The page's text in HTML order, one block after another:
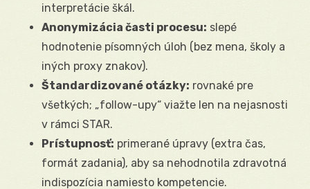
interpretácie škál.
Anonymizácia časti procesu: slepé
hodnotenie písomných úloh (bez mena, školy a
iných proxy znakov).
Štandardizované otázky: rovnaké pre
všetkých; „follow-upy“ viažte len na nejasnosti
v rámci STAR.
Prístupnosť: primerané úpravy (extra čas,
formát zadania), aby sa nehodnotila zdravotná
indispozícia namiesto kompetencie.